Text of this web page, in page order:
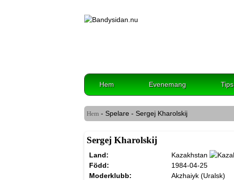
Hem Evenemang Tips
Hem - Spelare - Sergej Kharolskij
Sergej Kharolskij
Land:
Kazakhstan
Född:
1984-04-25
Moderklubb:
Akzhaiyk (Uralsk)